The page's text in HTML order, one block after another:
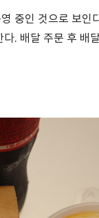
중인 것으로 보인
. 배달 주문 후 배